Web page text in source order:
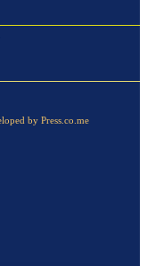
by Press.co.me